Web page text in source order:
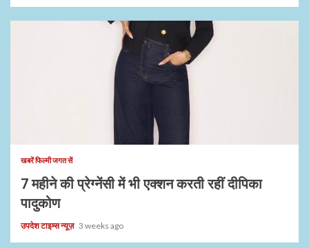
खबरें फिल्मी जगत सें
7 महीने की प्रेग्नेंसी में भी एक्शन करती रहीं दीपिका
पादुकोण
उपदेश टाइम्स न्यूज़ 3 weeks ago